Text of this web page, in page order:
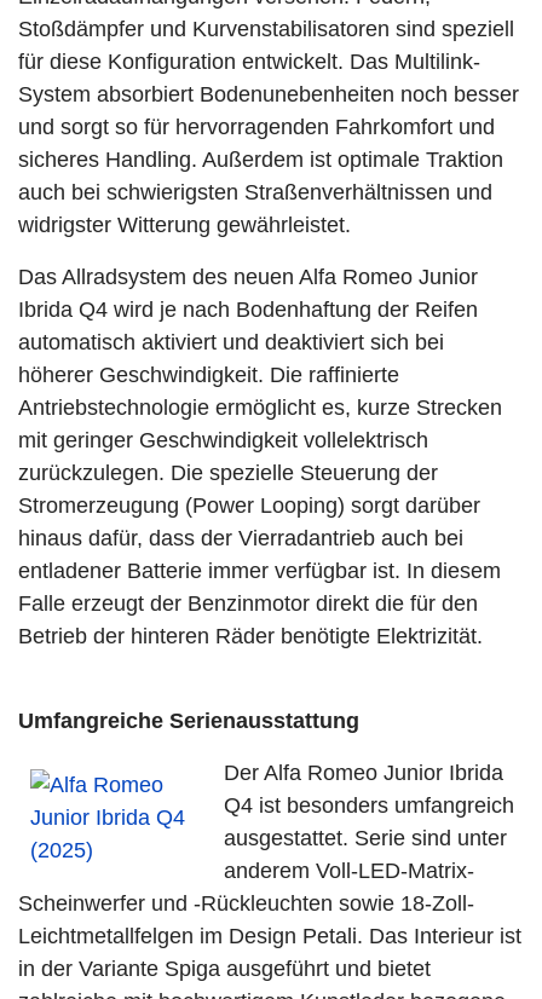
Stoßdämpfer und Kurvenstabilisatoren sind speziell
für diese Konfiguration entwickelt. Das Multilink-
System absorbiert Bodenunebenheiten noch besser
und sorgt so für hervorragenden Fahrkomfort und
sicheres Handling. Außerdem ist optimale Traktion
auch bei schwierigsten Straßenverhältnissen und
widrigster Witterung gewährleistet.
Das Allradsystem des neuen Alfa Romeo Junior
Ibrida Q4 wird je nach Bodenhaftung der Reifen
automatisch aktiviert und deaktiviert sich bei
höherer Geschwindigkeit. Die raffinierte
Antriebstechnologie ermöglicht es, kurze Strecken
mit geringer Geschwindigkeit vollelektrisch
zurückzulegen. Die spezielle Steuerung der
Stromerzeugung (Power Looping) sorgt darüber
hinaus dafür, dass der Vierradantrieb auch bei
entladener Batterie immer verfügbar ist. In diesem
Falle erzeugt der Benzinmotor direkt die für den
Betrieb der hinteren Räder benötigte Elektrizität.
Umfangreiche Serienausstattung
Der Alfa Romeo Junior Ibrida
Q4 ist besonders umfangreich
ausgestattet. Serie sind unter
anderem Voll-LED-Matrix-
Scheinwerfer und -Rückleuchten sowie 18-Zoll-
Leichtmetallfelgen im Design Petali. Das Interieur ist
in der Variante Spiga ausgeführt und bietet